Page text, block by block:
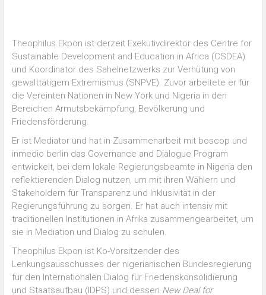
Theophilus Ekpon ist derzeit Exekutivdirektor des Centre for
Sustainable Development and Education in Africa (CSDEA)
und Koordinator des Sahelnetzwerks zur Verhütung von
gewalttätigem Extremismus (SNPVE). Zuvor arbeitete er für
die Vereinten Nationen in New York und Nigeria in den
Bereichen Armutsbekämpfung, Bevölkerung und
Friedensförderung.
Er ist Mediator und hat in Zusammenarbeit mit boscop und
inmedio berlin das Governance and Dialogue Program
entwickelt, bei dem lokale Regierungsbeamte in Nigeria den
reflektierenden Dialog nutzen, um mit ihren Wählern und
Stakeholdern für Transparenz und Inklusivität in der
Regierungsführung zu sorgen. Er hat auch intensiv mit
traditionellen Institutionen in Afrika zusammengearbeitet, um
sie in Mediation und Dialog zu schulen.
Theophilus Ekpon ist Ko-Vorsitzender des
Lenkungsausschusses der nigerianischen Bundesregierung
für den Internationalen Dialog für Friedenskonsolidierung
und Staatsaufbau (IDPS) und dessen New Deal for